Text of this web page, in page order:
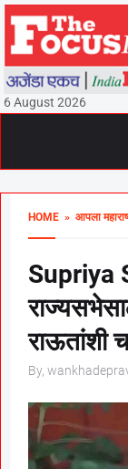
6 August 2026
HOME » आपला
Supriya
राऊतांशी
By,